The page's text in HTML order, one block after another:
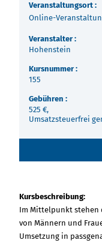
Veranstaltungsort :
Online-
Veranstalter :
Hohenstein
Kursnummer :
155
Gebühren :
525 €,
Umsatzsteuerfrei
Kursbeschreibung:
Im Mittelpunkt stehen
von Männern und
Umsetzung in